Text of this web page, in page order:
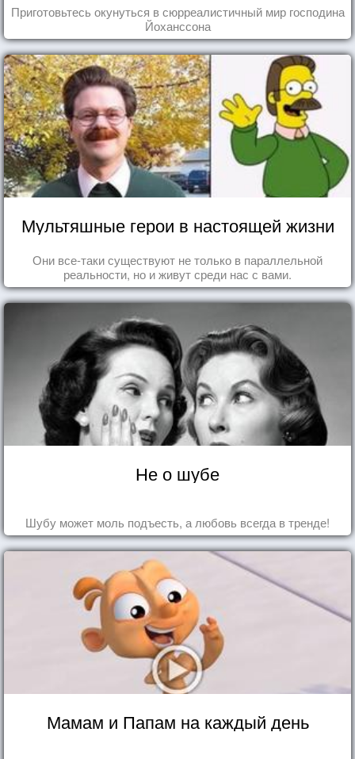
Приготовьтесь окунуться в сюрреалистичный мир господина
Йоханссона
Мультяшные герои в настоящей жизни
Они все-таки существуют не только в параллельной
реальности, но и живут среди нас с вами.
Не о шубе
Шубу может моль подъесть, а любовь всегда в тренде!
Мамам и Папам на каждый день